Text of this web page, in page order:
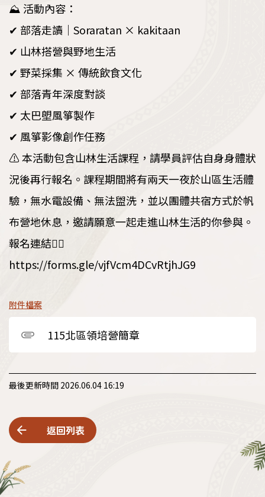
⛰️ 活動內容：
✔ 部落走讀｜Soraratan × kakitaan
✔ 山林搭營與野地生活
✔ 野菜採集 × 傳統飲食文化
✔ 部落青年深度對談
✔ 太巴塱風箏製作
✔ 風箏影像創作任務
⚠️ 本活動包含山林生活課程，請學員評估自身身體狀
況後再行報名。課程期間將有兩天一夜於山區生活體
驗，無水電設備、無法盥洗，並以團體共宿方式於帆
布營地休息，邀請願意一起走進山林生活的你參與。
報名連結👇🏻
https://forms.gle/vjfVcm4DCvRtjhJG9
附件檔案
115北區領培營簡章
最後更新時間 2026.06.04 16:19
返回列表